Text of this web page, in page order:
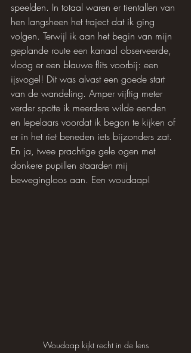
speelden. In totaal waren er tientallen van
hen langsheen het traject dat ik ging
volgen. Terwijl ik aan het begin van mijn
geplande route een kanaal observeerde,
vloog er een blauwe flits voorbij: een
ijsvogel! Dit was alvast een goede start
van de wandeling. Amper vijftig meter
verder spotte ik meerdere wilde eenden
en lepelaars voordat ik begon te kijken of
er in het riet beneden iets bijzonders zat.
En ja, twee prachtige gele ogen met
donkere pupillen staarden mij
bewegingloos aan. Een woudaap!
Woudaap kijkt recht in de lens